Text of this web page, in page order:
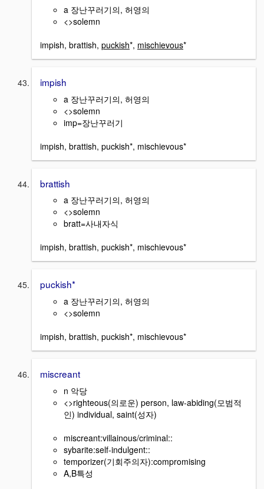
a 장난꾸러기의, 허영의
<>solemn
impish, brattish, puckish*, mischievous*
impish
a 장난꾸러기의, 허영의
<>solemn
imp=장난꾸러기
impish, brattish, puckish*, mischievous*
brattish
a 장난꾸러기의, 허영의
<>solemn
bratt=사내자식
impish, brattish, puckish*, mischievous*
puckish*
a 장난꾸러기의, 허영의
<>solemn
impish, brattish, puckish*, mischievous*
miscreant
n 악당
<>righteous(의로운) person, law-abiding(모범적
인) individual, saint(성자)
miscreant:villainous/criminal::
sybarite:self-indulgent::
temporizer(기회주의자):compromising
A,B특성